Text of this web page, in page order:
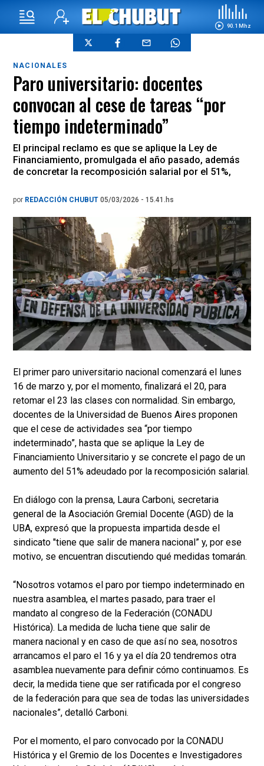
90.1 Mhz
NACIONALES
Paro universitario: docentes
convocan al cese de tareas “por
tiempo indeterminado”
El principal reclamo es que se aplique la Ley de
Financiamiento, promulgada el año pasado, además
de concretar la recomposición salarial por el 51%,
por REDACCIÓN CHUBUT 05/03/2026 - 15.41.hs
El primer paro universitario nacional comenzará el lunes
16 de marzo y, por el momento, finalizará el 20, para
retomar el 23 las clases con normalidad. Sin embargo,
docentes de la Universidad de Buenos Aires proponen
que el cese de actividades sea “por tiempo
indeterminado”, hasta que se aplique la Ley de
Financiamiento Universitario y se concrete el pago de un
aumento del 51% adeudado por la recomposición salarial.
En diálogo con la prensa, Laura Carboni, secretaria
general de la Asociación Gremial Docente (AGD) de la
UBA, expresó que la propuesta impartida desde el
sindicato "tiene que salir de manera nacional” y, por ese
motivo, se encuentran discutiendo qué medidas tomarán.
“Nosotros votamos el paro por tiempo indeterminado en
nuestra asamblea, el martes pasado, para traer el
mandato al congreso de la Federación (CONADU
Histórica). La medida de lucha tiene que salir de
manera nacional y en caso de que así no sea, nosotros
arrancamos el paro el 16 y ya el día 20 tendremos otra
asamblea nuevamente para definir cómo continuamos. Es
decir, la medida tiene que ser ratificada por el congreso
de la federación para que sea de todas las universidades
nacionales”, detalló Carboni.
Por el momento, el paro convocado por la CONADU
Histórica y el Gremio de los Docentes e Investigadores